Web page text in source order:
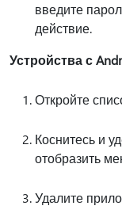
введите
действие.
Устройства с
Откройте
Коснитесь и
отобразить
Удалите